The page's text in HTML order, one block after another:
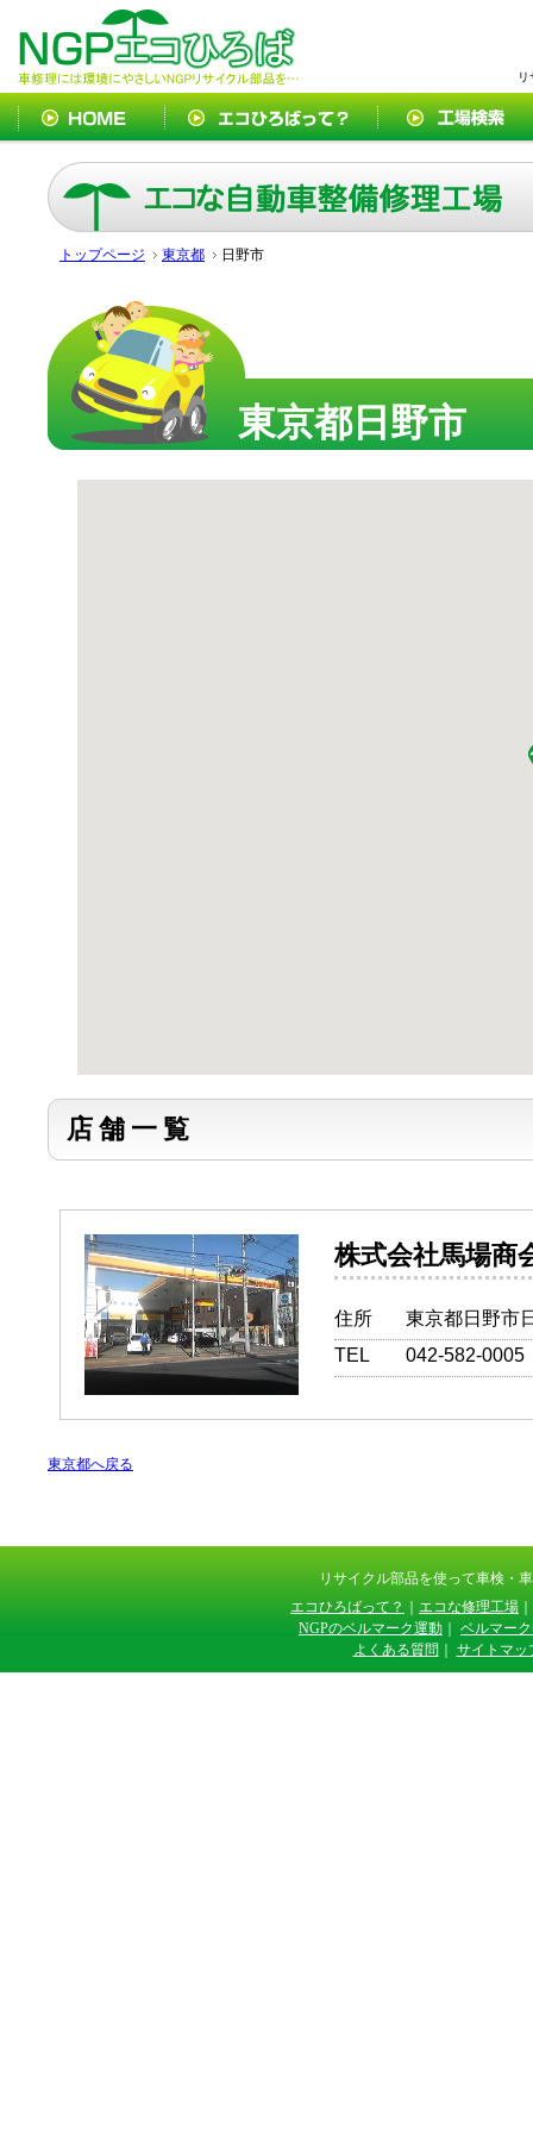
トップページ 東京都 日野市
東京都日野市
店舗一覧
株式会社
住所
東京都日野市
TEL
042-582-0005
東京都へ戻る
リサイクル部品を使って車検
エコひろばって？
エコな修理工場
NGPのベルマーク運動
ベルマー
よくある質問
サイトマッ